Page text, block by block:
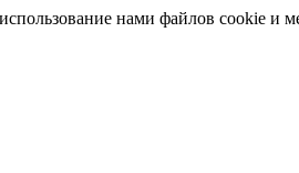
нами файлов cookie и